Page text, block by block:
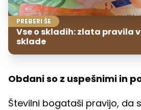
PREBERI ŠE
Vse o skladih: zlata pravila
sklade
Obdani so z uspešnimi in
Številni bogataši pravijo, da